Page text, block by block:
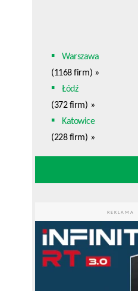
Warszawa
(1168 firm) »
Łódź
(372 firm) »
Katowice
(228 firm) »
REKLAMA